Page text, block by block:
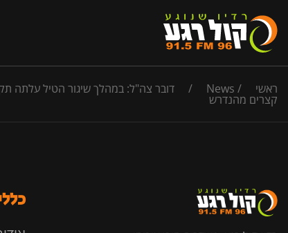
ראשי /
News
/ דובר צה"ל: במהלך שיגור הטיל עלתה
קצרים מהנדרש